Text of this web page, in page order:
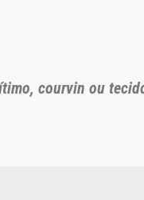
courvin ou